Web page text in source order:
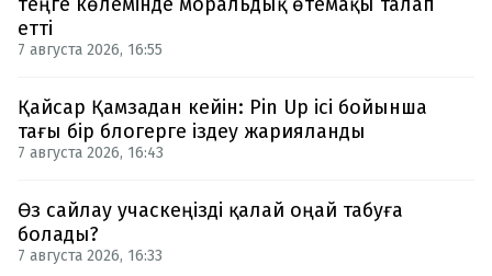
етті
7 августа 2026, 16:55
Қайсар Қамзадан кейін: Pin Up ісі бойынша
тағы бір блогерге іздеу жарияланды
7 августа 2026, 16:43
Өз сайлау учаскеңізді қалай оңай табуға
болады?
7 августа 2026, 16:33